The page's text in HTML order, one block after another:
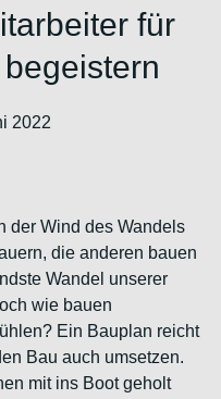
für
2022
der Wind des Wandels
die anderen bauen
Wandel unserer
wie bauen
Ein Bauplan reicht
Bau auch umsetzen.
mit ins Boot geholt